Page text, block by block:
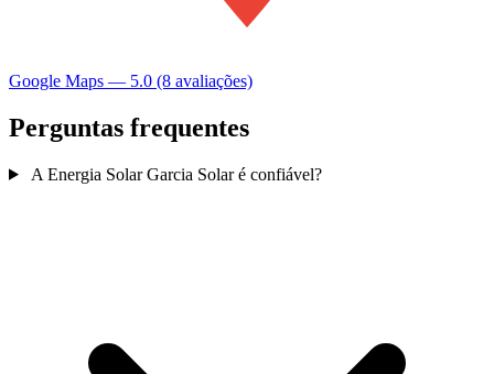
Google Maps — 5.0 (8 avaliações)
Perguntas frequentes
A Energia Solar Garcia Solar é confiável?